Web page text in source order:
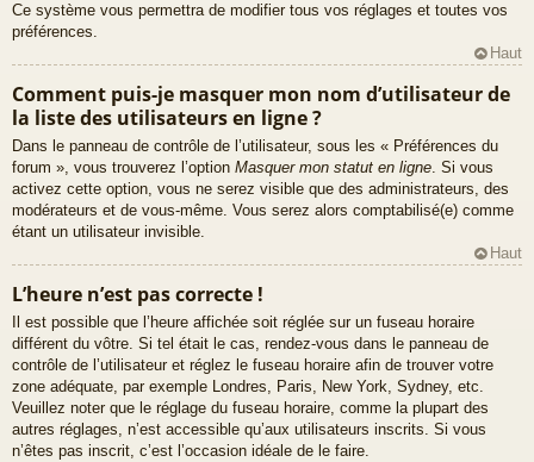
Ce système vous permettra de modifier tous vos réglages et toutes vos
préférences.
Haut
Comment puis-je masquer mon nom d’utilisateur de
la liste des utilisateurs en ligne ?
Dans le panneau de contrôle de l’utilisateur, sous les « Préférences du
forum », vous trouverez l’option Masquer mon statut en ligne. Si vous
activez cette option, vous ne serez visible que des administrateurs, des
modérateurs et de vous-même. Vous serez alors comptabilisé(e) comme
étant un utilisateur invisible.
Haut
L’heure n’est pas correcte !
Il est possible que l’heure affichée soit réglée sur un fuseau horaire
différent du vôtre. Si tel était le cas, rendez-vous dans le panneau de
contrôle de l’utilisateur et réglez le fuseau horaire afin de trouver votre
zone adéquate, par exemple Londres, Paris, New York, Sydney, etc.
Veuillez noter que le réglage du fuseau horaire, comme la plupart des
autres réglages, n’est accessible qu’aux utilisateurs inscrits. Si vous
n’êtes pas inscrit, c’est l’occasion idéale de le faire.